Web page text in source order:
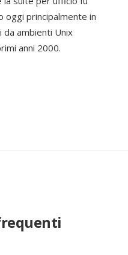
oggi principalmente in
ambienti Unix
anni 2000.